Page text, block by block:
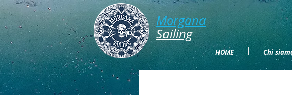
Morgana​
​​​Sailing
HOME Chi